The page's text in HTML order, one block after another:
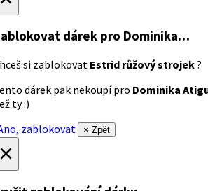
dárek pro Dominika…
si zablokovat Estrid růžový strojek?
dárek pak nekoupí pro Dominika
ty :)
zablokovat
× Zpět